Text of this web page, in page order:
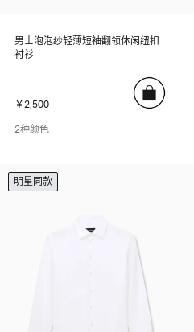
男士泡泡纱轻薄短袖翻领休闲纽扣
衬衫
￥2,500
2种颜色
明星同款